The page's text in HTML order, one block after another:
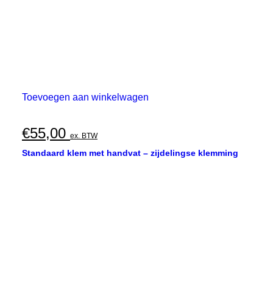
Toevoegen aan winkelwagen
€55,00 ex. BTW
Standaard klem met handvat – zijdelingse klemming